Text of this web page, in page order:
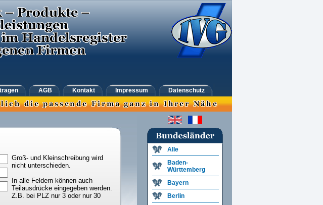
AGB Kontakt Impressum Datenschutz
Groß- und Kleinschreibung wird
nicht unterschieden.
In alle Feldern können auch
Teilausdrücke eingegeben werden.
Z.B. bei PLZ nur 3 oder nur 30
Alle
Baden-
Württemberg
Bayern
Berlin